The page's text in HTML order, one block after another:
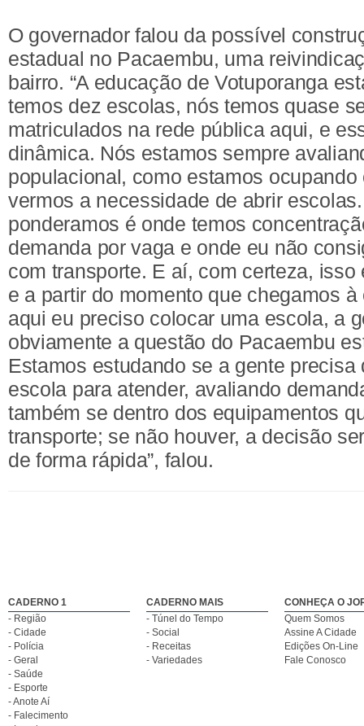
O governador falou da possível
estadual no Pacaembu, uma
bairro. “A educação de Votuporanga
temos dez escolas, nós temos quase
matriculados na rede pública aqui, e
dinâmica. Nós estamos sempre
populacional, como estamos ocupando
vermos a necessidade de abrir
ponderamos é onde temos
demanda por vaga e onde eu não
com transporte. E aí, com certeza, isso
e a partir do momento que chegamos
aqui eu preciso colocar uma escola, a
obviamente a questão do Pacaembu
Estamos estudando se a gente precisa
escola para atender, avaliando
também se dentro dos equipamentos
transporte; se não houver, a decisão
de forma rápida”, falou.
CADERNO 1
- Região
- Cidade
- Polícia
- Geral
- Saúde
- Esporte
- Anote Aí
- Falecimento
CADERNO MAIS
- Túnel do Tempo
- Social
- Receitas
- Variedades
CONHEÇA O
Quem Somos
Assine A Cidade
Edições On-Line
Fale Conosco